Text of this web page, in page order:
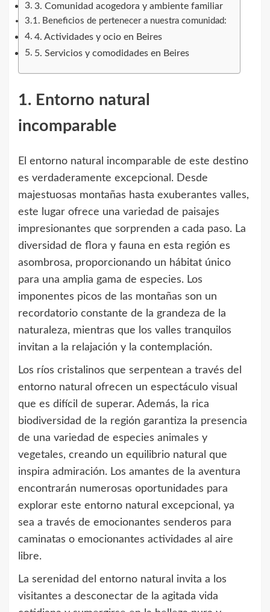
3. Comunidad acogedora y ambiente familiar
Beneficios de pertenecer a nuestra comunidad:
4. Actividades y ocio en Beires
5. Servicios y comodidades en Beires
1. Entorno natural
incomparable
El entorno natural incomparable de este destino
es verdaderamente excepcional. Desde
majestuosas montañas hasta exuberantes valles,
este lugar ofrece una variedad de paisajes
impresionantes que sorprenden a cada paso. La
diversidad de flora y fauna en esta región es
asombrosa, proporcionando un hábitat único
para una amplia gama de especies. Los
imponentes picos de las montañas son un
recordatorio constante de la grandeza de la
naturaleza, mientras que los valles tranquilos
invitan a la relajación y la contemplación.
Los ríos cristalinos que serpentean a través del
entorno natural ofrecen un espectáculo visual
que es difícil de superar. Además, la rica
biodiversidad de la región garantiza la presencia
de una variedad de especies animales y
vegetales, creando un equilibrio natural que
inspira admiración. Los amantes de la aventura
encontrarán numerosas oportunidades para
explorar este entorno natural excepcional, ya
sea a través de emocionantes senderos para
caminatas o emocionantes actividades al aire
libre.
La serenidad del entorno natural invita a los
visitantes a desconectar de la agitada vida